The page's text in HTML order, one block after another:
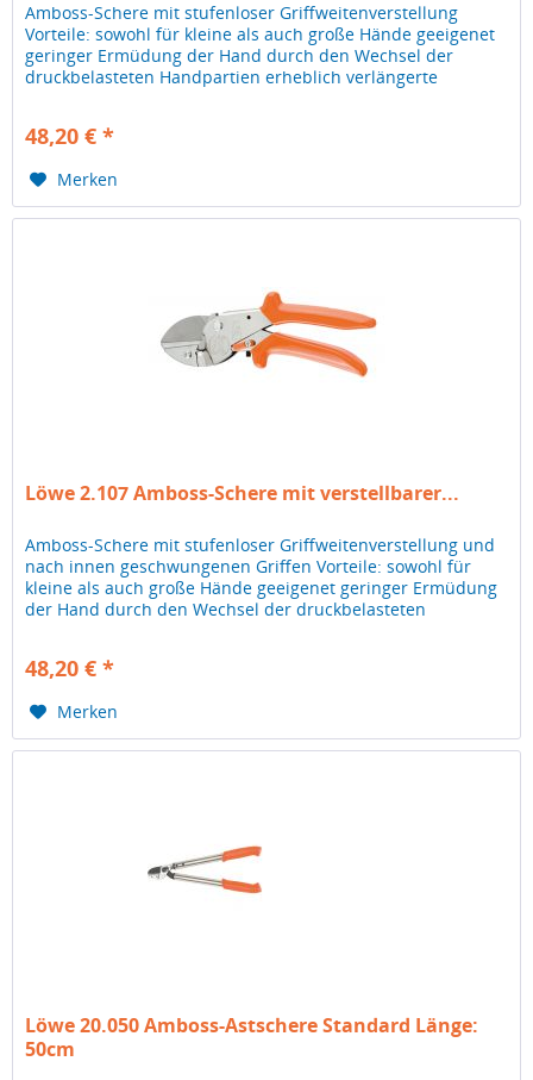
Amboss-Schere mit stufenloser Griffweitenverstellung
Vorteile: sowohl für kleine als auch große Hände geeigenet
geringer Ermüdung der Hand durch den Wechsel der
druckbelasteten Handpartien erheblich verlängerte
48,20 € *
Merken
Löwe 2.107 Amboss-Schere mit verstellbarer...
Amboss-Schere mit stufenloser Griffweitenverstellung und
nach innen geschwungenen Griffen Vorteile: sowohl für
kleine als auch große Hände geeigenet geringer Ermüdung
der Hand durch den Wechsel der druckbelasteten
48,20 € *
Merken
Löwe 20.050 Amboss-Astschere Standard Länge:
50cm